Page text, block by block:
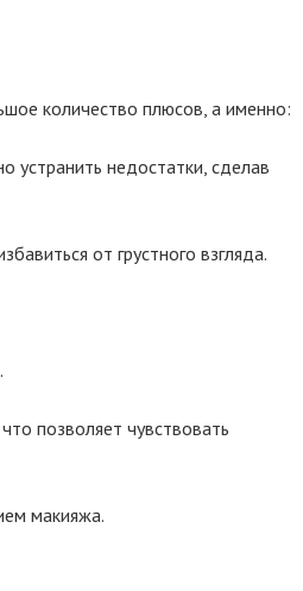
количество плюсов, а именно:
устранить недостатки, сделав
от грустного взгляда.
позволяет чувствовать
макияжа.